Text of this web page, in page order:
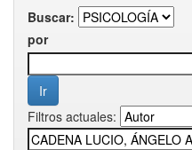
Buscar:
por
Filtros actuales: